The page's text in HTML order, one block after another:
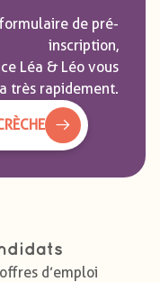
de pré-
inscription,
Léa & Léo vous
très rapidement.
d’emploi